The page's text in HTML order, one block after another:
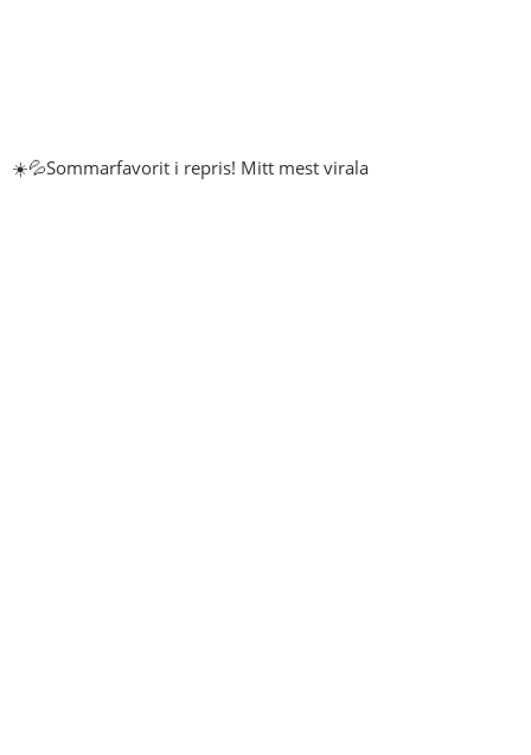
☀️💦Sommarfavorit i repris! Mitt mest virala